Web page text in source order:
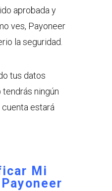
aprobada y
ves, Payoneer
la seguridad.
tus datos
ningún
estará
Mi